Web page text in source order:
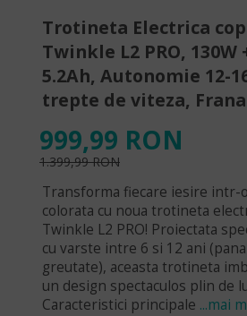
Trotineta Electrica
Twinkle L2 PRO, 130W
5.2Ah, Autonomie 12-
trepte de viteza, Frana
maxima 16 km/h
999,99 RON
1.399,99 RON
Transforma fiecare iesire intr-
colorata cu noua trotineta
Twinkle L2 PRO! Proiectata
cu varste intre 6 si 12 ani
greutate), aceasta trotineta
un design spectaculos plin de
Caracteristici principale ...mai